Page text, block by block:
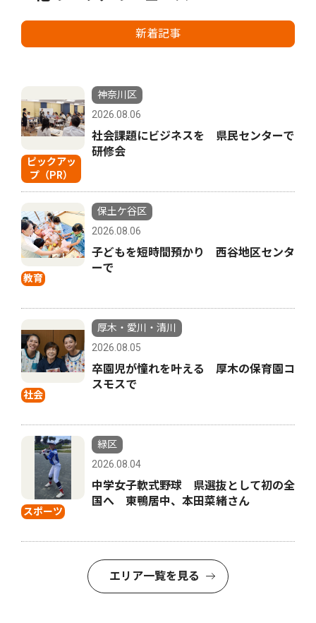
新着記事
ピックアッ
プ（PR）
神奈川区
2026.08.06
社会課題にビジネスを 県民センターで
研修会
教育
保土ケ谷区
2026.08.06
子どもを短時間預かり 西谷地区センタ
ーで
社会
厚木・愛川・清川
2026.08.05
卒園児が憧れを叶える 厚木の保育園コ
スモスで
スポーツ
緑区
2026.08.04
中学女子軟式野球 県選抜として初の全
国へ 東鴨居中、本田菜緒さん
エリア一覧を見る